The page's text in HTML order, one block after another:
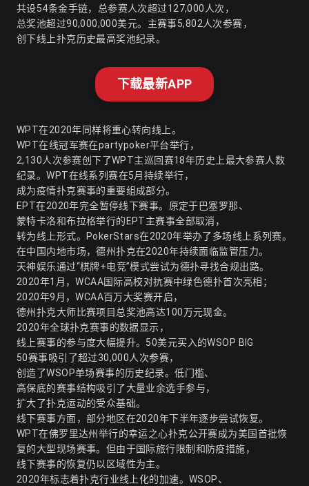
共设54条金手链，总参赛人次超过127,000人次，
总奖池超过90,000,000美元。主赛事5,802人次参赛，
创下线上扑克历史最高奖池纪录。
下载最新APP
WPT在2020年同样将重心转向线上。
WPT在线冠军赛在partypoker平台举行，
2,130人次参赛创下了WPT主巡回赛18年历史上最大参赛人数
纪录。WPT在线系列赛在5月持续举行，
成为疫情扑克赛事的重要组成部分。
EPT在2020年完全暂停线下赛事。原定于巴塞罗那、
蒙特卡洛和布拉格举行的EPT主赛事全部取消，
转为线上形式。PokerStars在2020年举办了多场线上系列赛。
在中国内地市场，德州扑克在2020年持续面临监管压力。
天神娱乐通过“棋牌+电竞”模式尝试为德扑寻找合规出路。
2020年1月，WCAA国际高校对抗赛中绿色德扑首次亮相；
2020年9月，WCAA百万大奖赛开启，
德州扑克大师比赛项目总奖池高达100万元现金。
2020年全球扑克赛事的数据显示，
线上赛事的参与度大幅提升。50美元买入的WSOP BIG
50赛事吸引了超过30,000人次参赛，
创造了WSOP单场赛事的历史纪录。低门槛、
高保底的赛事结构吸引了大量业余选手参与，
扩大了扑克运动的受众基础。
线下赛事方面，部分地区在2020年下半年逐步尝试恢复。
WPT在佛罗里达州举行的幸运之心扑克公开赛成为美国首批恢
复的大型现场赛事。但由于国际旅行限制和防疫措施，
线下赛事的恢复仍以区域性为主。
2020年标志着扑克行业线上化的加速。WSOP、